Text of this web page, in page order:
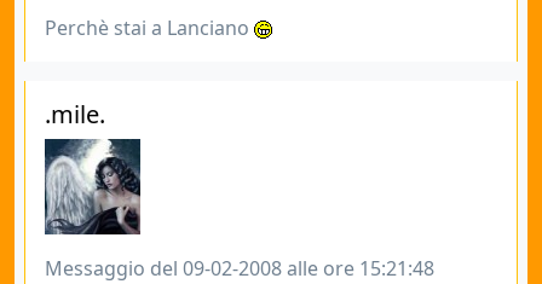
Perchè stai a Lanciano
.mile.
Messaggio del 09-02-2008 alle ore 15:21:48